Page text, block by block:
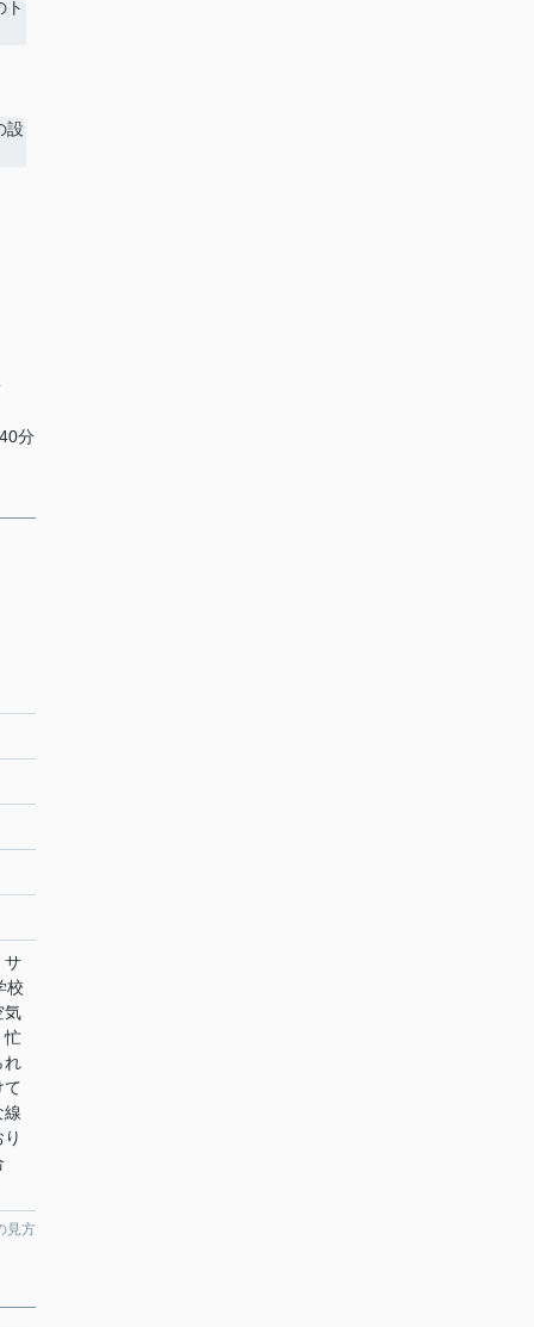
分
サ
校
気
忙
れ
て
線
見方